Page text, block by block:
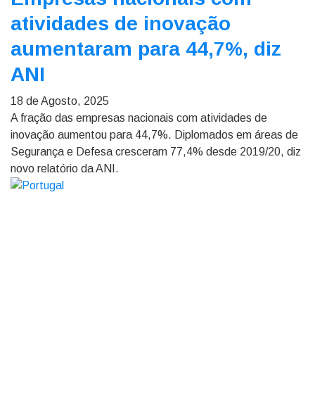
atividades de inovação
aumentaram para 44,7%, diz
ANI
18 de Agosto, 2025
A fração das empresas nacionais com atividades de
inovação aumentou para 44,7%. Diplomados em áreas de
Segurança e Defesa cresceram 77,4% desde 2019/20, diz
novo relatório da ANI.